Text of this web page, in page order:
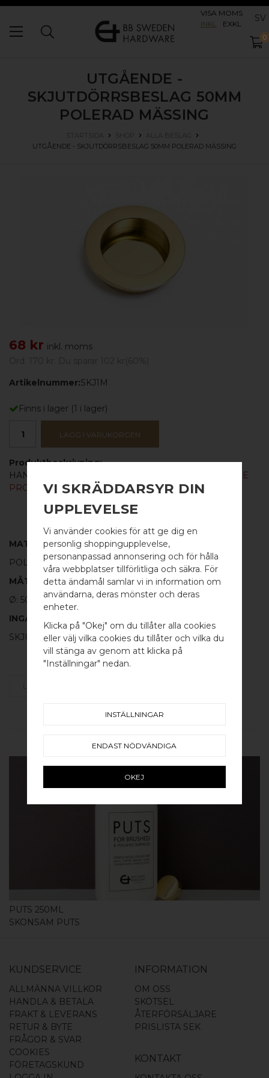
VISA MOMS
INKL
EXKL SV
WELCOME TO
BB SWEDEN HARDWARE
Välj land / Choose country
0
UTGÅENDE -
SKJUTDÖRRSBESLAG 50MM
POLERAD MÄSSING
STARTSIDA SHOP
ALLA BESLAG
UTGÅENDE - SKJUTDÖRRSBESLAG 50MM POLERAD MÄSSING
68 kr inkl. moms
Artikelnummer:SKJ1M
Finns i lager (1 i lager)
LÄGG I VARUKORGEN
Produktbeskrivning:
HANDTAG
PASSA PÅ UTGÅENDE
PRODUKT!
MATERIAL
POLERAD MÄSSING
MÅTT
Ø: 50MM TJ: 10MM (Ø 40MM HÅL)
INGÅR
SKJUTDÖRRSBESLAG - 1 ST
PUTS 250ML
SKONSAM PUTS
KUNDSERVICE
ALLMÄNNA VILLKOR
HANDLA & BETALA
FRAKT & LEVERANS
RETUR & BYTE
FRÅGOR & SVAR
COOKIES
FÖRETAGSKUND
INFORMATION
OM OSS
SKÖTSEL
ÅTERFÖRSÄLJARE
PRISLISTA SEK
KONTAKT
VI SKRÄDDARSYR DIN
UPPLEVELSE
Vi använder cookies för att ge dig en
personlig shoppingupplevelse,
personanpassad annonsering och för hålla
våra webbplatser tillförlitliga och säkra. För
detta ändamål samlar vi in information om
användarna, deras mönster och deras
enheter.
Klicka på "Okej" om du tillåter alla cookies
eller välj vilka cookies du tillåter och vilka du
vill stänga av genom att klicka på
"Inställningar" nedan.
INSTÄLLNINGAR
ENDAST NÖDVÄNDIGA
OKEJ